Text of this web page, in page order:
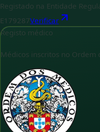
Registado na Entidade
E179287Verificar
Registo médico
Médicos inscritos no Ordem